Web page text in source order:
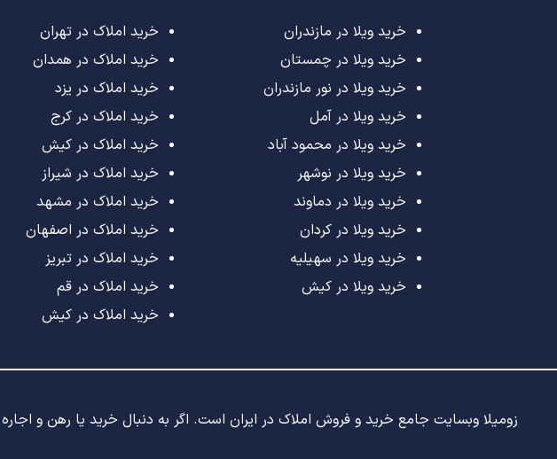
خرید ویلا در مازندران
خرید ویلا در چمستان
خرید ویلا در نور مازندران
خرید ویلا در آمل
خرید ویلا در محمود آباد
خرید ویلا در نوشهر
خرید ویلا در دماوند
خرید ویلا در کردان
خرید ویلا در سهیلیه
خرید ویلا در کیش
خرید املاک در تهران
خرید املاک در همدان
خرید املاک در یزد
خرید املاک در کرج
خرید املاک در کیش
خرید املاک در شیراز
خرید املاک در مشهد
خرید املاک در اصفهان
خرید املاک در تبریز
خرید املاک در قم
خرید املاک در کیش
زومیلا وبسایت جامع خرید و فروش املاک در ایران است. اگر به دنبال خرید یا رهن و